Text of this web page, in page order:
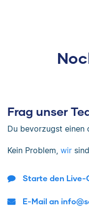
Frag unser
Du bevorzugst einen
Kein Problem, wir
Starte den Live-
E-Mail an